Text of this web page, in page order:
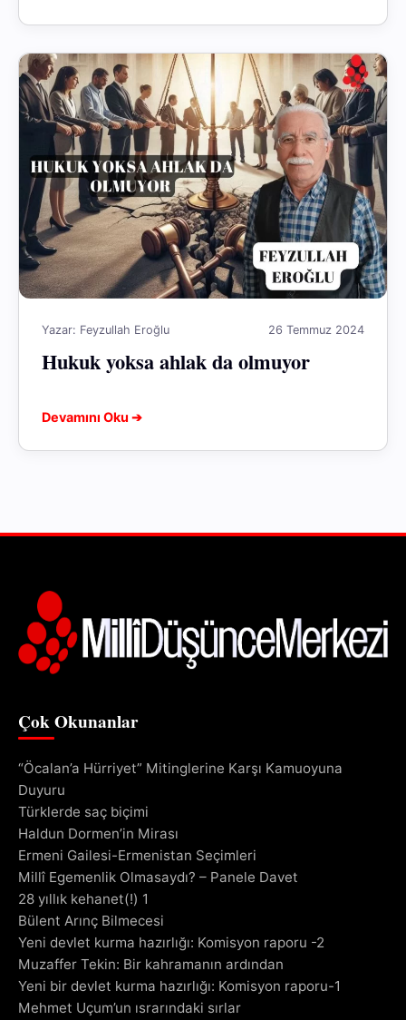
Yazar: Feyzullah Eroğlu 26 Temmuz 2024
Hukuk yoksa ahlak da olmuyor
Devamını Oku ➔
Çok Okunanlar
“Öcalan’a Hürriyet” Mitinglerine Karşı Kamuoyuna
Duyuru
Türklerde saç biçimi
Haldun Dormen’in Mirası
Ermeni Gailesi-Ermenistan Seçimleri
Millî Egemenlik Olmasaydı? – Panele Davet
28 yıllık kehanet(!) 1
Bülent Arınç Bilmecesi
Yeni devlet kurma hazırlığı: Komisyon raporu -2
Muzaffer Tekin: Bir kahramanın ardından
Yeni bir devlet kurma hazırlığı: Komisyon raporu-1
Mehmet Uçum’un ısrarındaki sırlar